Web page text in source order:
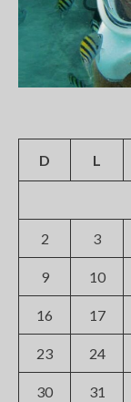
D L
2 3
9 10
16 17
23 24
30 31